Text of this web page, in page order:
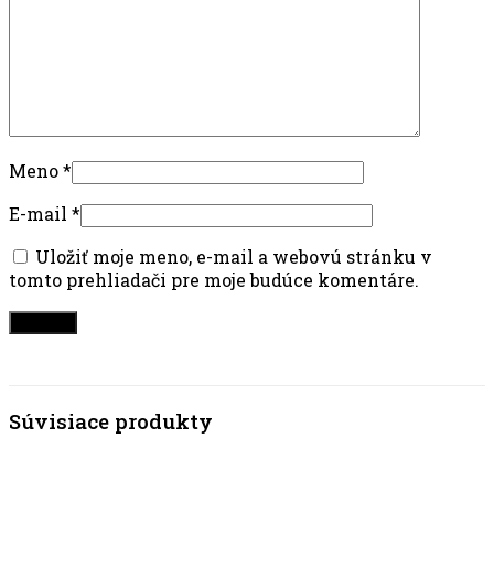
Meno*
E-mail *
Uložiť moje meno, e-mail a webovú stránku v
tomto prehliadači pre moje budúce komentáre.
Súvisiace produkty